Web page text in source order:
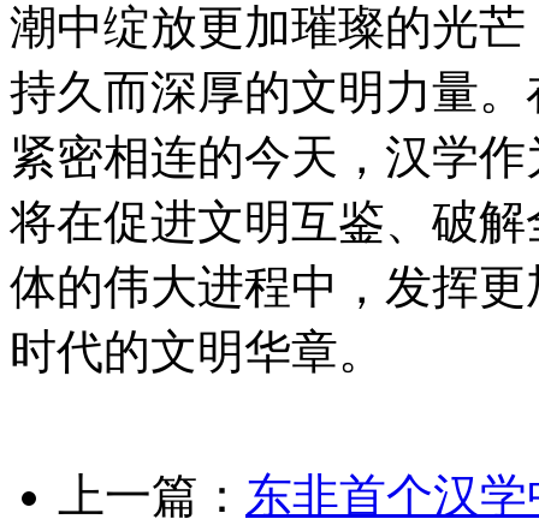
潮中绽放更加璀璨的光
持久而深厚的文明力量
紧密相连的今天，汉学
将在促进文明互鉴、破
体的伟大进程中，发挥
时代的文明华章。
上一篇： 东非首个汉
·丙辉烁旧，午骏迎新！世界汉学中
心与您共 ·印尼汉学中心启动｜徐宝
锋：印尼汉学发展 ·学术新桥贯通海
上丝路！印尼汉学中心揭牌 ·文明互
鉴视角下的经济特区新探索：“中意
世界汉学中心新年献词
“学术资
源”与“实践经验”的双向赋能！ ·搭
建文明互鉴新枢纽，世界汉学国际
出版中 · 中外文学交流国际论坛 | 徐
宝锋：发挥文学
《中国日报》头版
中心主任徐宝锋与 ·徐宝锋教授出席
第二届新时代中国学发展论
·世界中